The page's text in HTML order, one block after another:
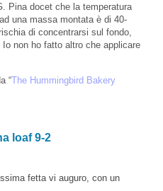
Pina docet che la temperatura
una massa montata è di 40-
di concentrarsi sul fondo,
Io non ho fatto altro che applicare
“The Hummingbird Bakery
fetta vi auguro, con un